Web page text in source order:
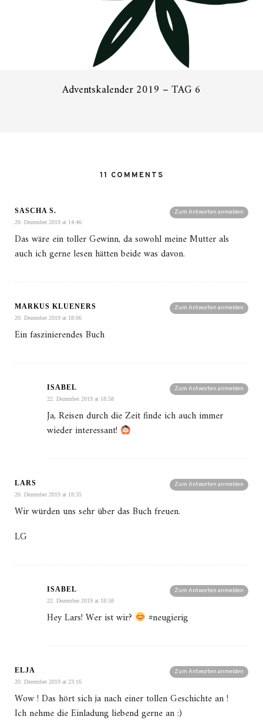
Adventskalender 2019 – TAG 6
11 COMMENTS
Zum Antworten anmelden
SASCHA S.
20. Dezember 2019 at 14:46
Das wäre ein toller Gewinn, da sowohl meine Mutter als
auch ich gerne lesen hätten beide was davon.
Zum Antworten anmelden
MARKUS KLUENERS
20. Dezember 2019 at 18:06
Ein faszinierendes Buch
Zum Antworten anmelden
ISABEL
22. Dezember 2019 at 18:58
Ja, Reisen durch die Zeit finde ich auch immer
wieder interessant!
Zum Antworten anmelden
LARS
20. Dezember 2019 at 18:35
Wir würden uns sehr über das Buch freuen.
LG
Zum Antworten anmelden
ISABEL
22. Dezember 2019 at 18:58
Hey Lars! Wer ist wir? #neugierig
Zum Antworten anmelden
ELJA
20. Dezember 2019 at 23:16
Wow ! Das hört sich ja nach einer tollen Geschichte an !
Ich nehme die Einladung liebend gerne an :)